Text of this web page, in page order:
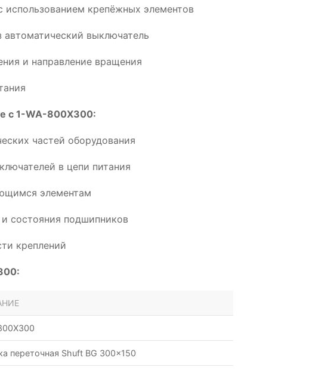
крепёжных элементов
выключатель
и направление вращения
с 1-WA-800X300:
частей оборудования
в цепи питания
элементам
состояния подшипников
креплений
переточная Shuft BG 300x150